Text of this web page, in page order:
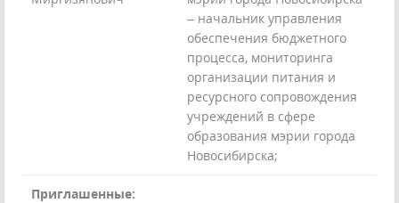
– начальник управления
обеспечения бюджетного
процесса, мониторинга
организации питания и
ресурсного сопровождения
учреждений в сфере
образования мэрии города
Новосибирска;
Приглашенные: